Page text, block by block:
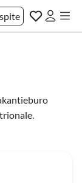
.